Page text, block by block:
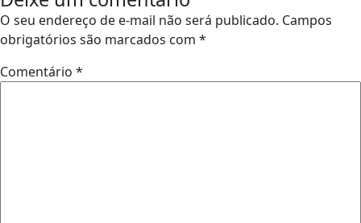
O seu endereço de e-mail não será publicado. Campos
obrigatórios são marcados com *
Comentário *